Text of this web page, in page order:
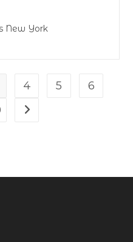
New York
4 5
6